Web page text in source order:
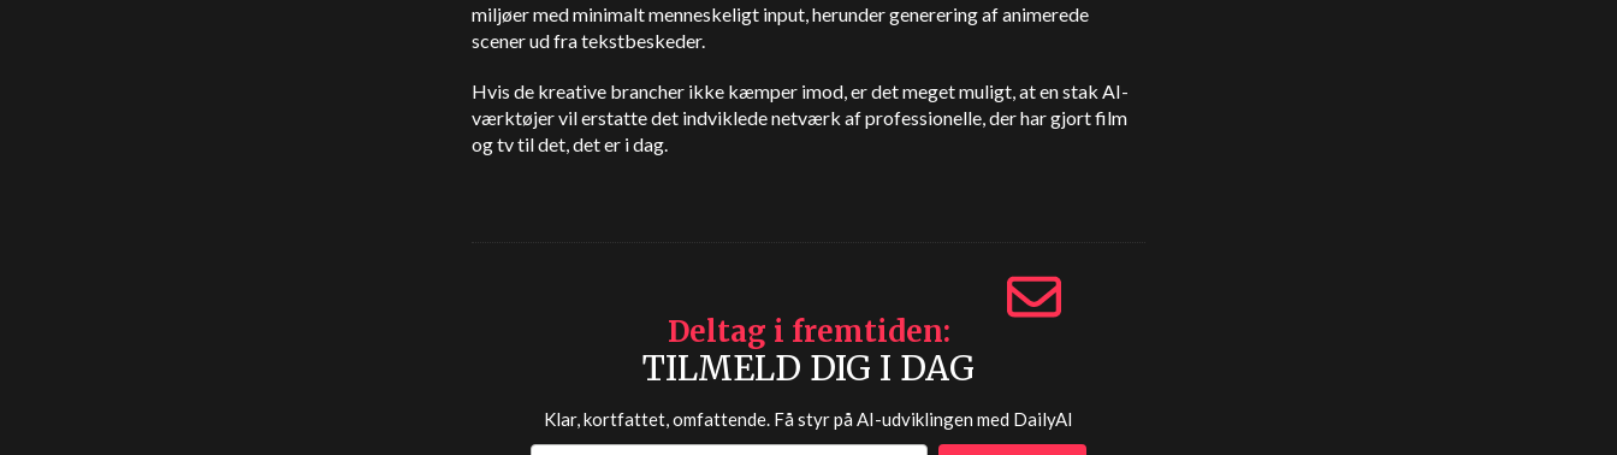
miljøer med minimalt menneskeligt input, herunder generering af animerede
scener ud fra tekstbeskeder.
Hvis de kreative brancher ikke kæmper imod, er det meget muligt, at en stak AI-
værktøjer vil erstatte det indviklede netværk af professionelle, der har gjort film
og tv til det, det er i dag.
Deltag i fremtiden
TILMELD DIG I DAG
Klar, kortfattet, omfattende. Få styr på AI-udviklingen med DailyAI